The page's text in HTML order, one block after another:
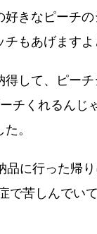
好きなピーチ
チもあげます
得して、ピー
チくれるんじ
。
品に行った帰
で苦しんでい